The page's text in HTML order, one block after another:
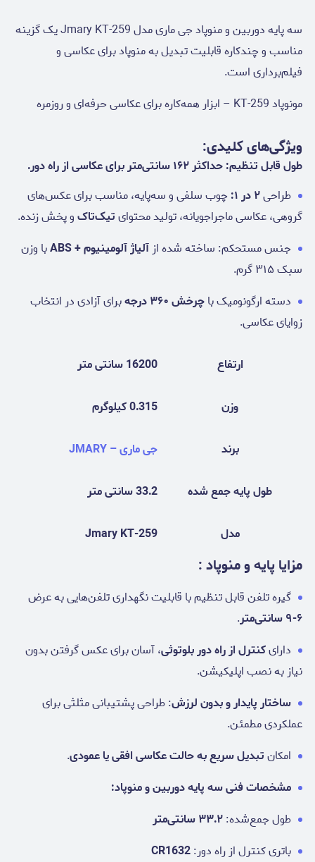
سه پایه دوربین و منوپاد جی ماری مدل Jmary KT-259 یک گزینه
مناسب و چندکاره قابلیت تبدیل به منوپاد برای عکاسی و
فیلم‌برداری است.
مونوپاد KT-259 – ابزار همه‌کاره برای عکاسی حرفه‌ای و روزمره
ویژگی‌های کلیدی:
طول قابل تنظیم:حداکثر ۱۶۲ سانتی‌متر
برای عکاسی از راه دور.
طراحی۲ در ۱:
چوب سلفی و سه‌پایه، مناسب برای عکس‌های
گروهی، عکاسی ماجراجویانه، تولید محتوایتیک‌تاکو پخش زنده.
جنس مستحکم: ساخته شده از آلیاژ آلومینیوم + ABS
با وزن
سبک ۳۱۵ گرم.
دسته ارگونومیک باچرخش ۳۶۰ درجه
برای آزادی در انتخاب
زوایای عکاسی.
ارتفاع 16200 سانتی متر
وزن 0.315 کیلوگرم
برند جی ماری – JMARY
طول پایه جمع شده 33.2 سانتی متر
مدل Jmary KT-259
مزایا پایه و منوپاد :
گیره تلفن قابل تنظیم با قابلیت نگهداری تلفن‌هایی به عرض
۶-۹ سانتی‌متر
.
دارایکنترل از راه دور بلوتوثی، آسان برای عکس گرفتن بدون
نیاز به نصب اپلیکیشن.
ساختار پایدار و بدون لرزش: طراحی پشتیبانی مثلثی برای
عملکردی مطمئن.
امکانتبدیل سریع به حالت عکاسی افقی یا عمودی.
مشخصات فنی سه پایه دوربین و منوپاد:
طول جمع‌شده:۳۳.۲ سانتی‌متر
باتری کنترل از راه دور:CR1632